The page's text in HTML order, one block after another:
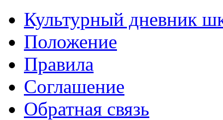
Культурный дневник
Положение
Правила
Соглашение
Обратная связь